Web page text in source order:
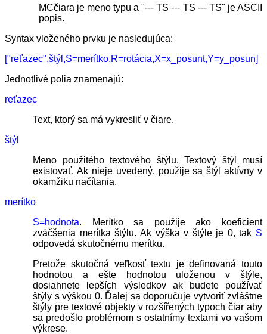
MCčiara je meno typu a "--- TS --- TS --- TS" je ASCII
popis.
Syntax vloženého prvku je nasledujúca:
["reťazec",štýl,S=merítko,R=rotácia,X=x_posunt,Y=y_posun]
Jednotlivé polia znamenajú:
reťazec
Text, ktorý sa má vykresliť v čiare.
štýl
Meno použitého textového štýlu. Textový štýl musí
existovať. Ak nieje uvedený, použije sa štýl aktívny v
okamžiku načítania.
merítko
S=hodnota. Merítko sa použije ako koeficient
zväčšenia merítka štýlu. Ak výška v štýle je 0, tak S
odpovedá skutočnému merítku.
Pretože skutočná veľkosť textu je definovaná touto
hodnotou a ešte hodnotou uloženou v štýle,
dosiahnete lepších výsledkov ak budete používať
štýly s výškou 0. Ďalej sa doporučuje vytvoriť zvláštne
štýly pre textové objekty v rozšířených typoch čiar aby
sa predošlo problémom s ostatnímy textami vo vašom
výkrese.